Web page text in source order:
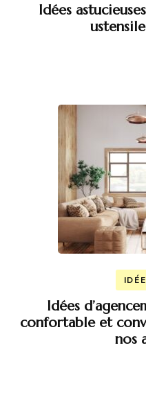
Idées
Idées
confortable et
nos